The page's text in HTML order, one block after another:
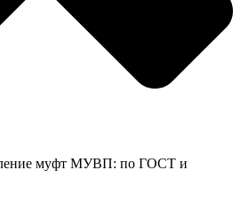
муфт МУВП: по ГОСТ и